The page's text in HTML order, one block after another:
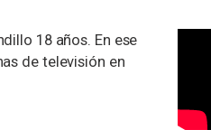
18 años. En ese
de televisión en